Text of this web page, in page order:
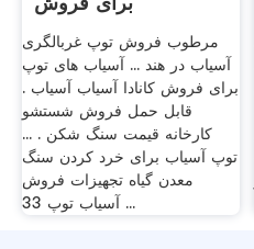
مرطوب فروش توپ غربالگری
آسیاب در هند ... آسیاب های توپ
برای فروش کانادا آسیاب آسیاب .
قابل حمل فروش شستشو
کارخانه قیمت سنگ شکن . ...
توپ آسیاب برای خرد کردن سنگ
معدن گیاه تجهیزات فروش
آسیاب توپ 33 ...